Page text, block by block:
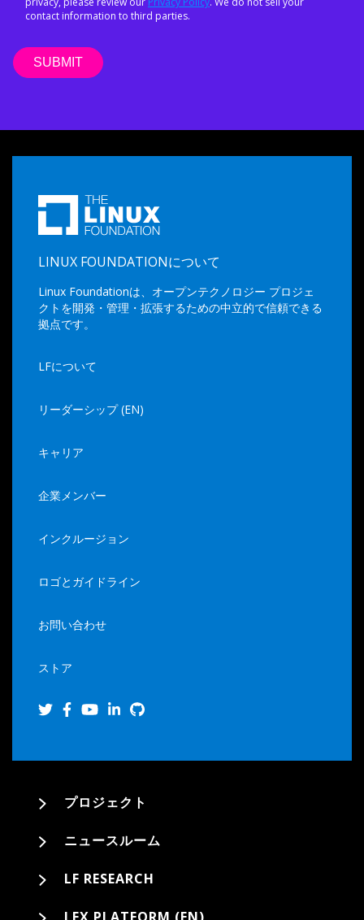
contact information to third parties.
LINUX FOUNDATIONについて
Linux Foundationは、オープンテクノロジー プロジェ
クトを開発・管理・拡張するための中立的で信頼できる
拠点です。
LFについて
リーダーシップ (EN)
キャリア
企業メンバー
インクルージョン
ロゴとガイドライン
お問い合わせ
ストア
プロジェクト
ニュースルーム
LF RESEARCH